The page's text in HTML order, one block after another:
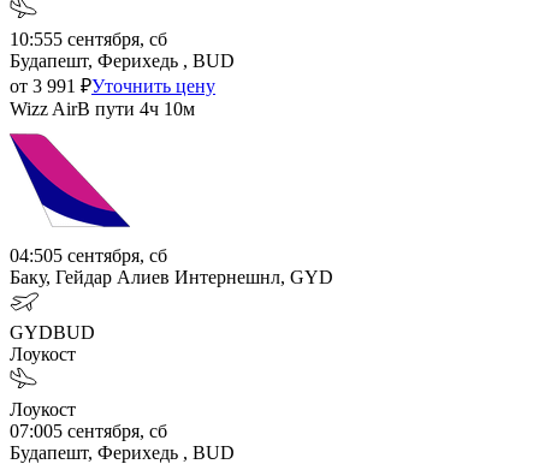
10:555 сентября, сб
Будапешт, Ферихедь , BUD
от 3 991 ₽Уточнить цену
Wizz AirВ пути 4ч 10м
04:505 сентября, сб
Баку, Гейдар Алиев Интернешнл, GYD
GYDBUD
Лоукост
Лоукост
07:005 сентября, сб
Будапешт, Ферихедь , BUD